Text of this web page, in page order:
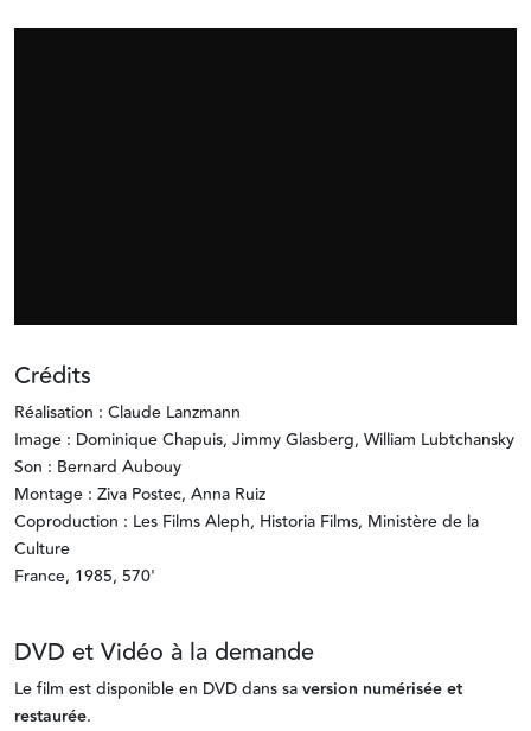
Crédits
Réalisation : Claude Lanzmann
Image : Dominique Chapuis, Jimmy Glasberg, William Lubtchansky
Son : Bernard Aubouy
Montage : Ziva Postec, Anna Ruiz
Coproduction : Les Films Aleph, Historia Films, Ministère de la
Culture
France, 1985, 570'
DVD et Vidéo à la demande
Le film est disponible en DVD dans saversion numérisée et
restaurée.